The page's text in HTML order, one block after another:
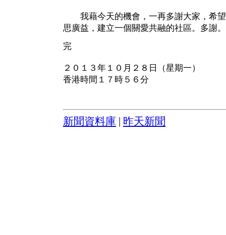
我藉今天的機會，一再多謝大家，希望
思廣益，建立一個關愛共融的社區。多謝。
完
２０１３年１０月２８日（星期一）
香港時間１７時５６分
新聞資料庫 昨天新聞